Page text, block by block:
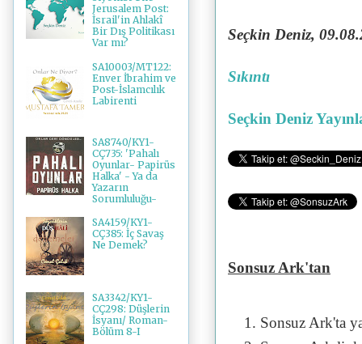
Seçkin Deniz,
Sıkıntı
Seçkin Deniz
Sonsuz Ark'tan
Sonsuz Ark'ta
Jerusalem Post:
İsrail'in Ahlakî
Bir Dış Politikası
Var mı?
SA10003/MT122:
Enver İbrahim ve
Post-İslamcılık
Labirenti
SA8740/KY1-
CÇ735: 'Pahalı
Oyunlar- Papirüs
Halka' - Ya da
Yazarın
Sorumluluğu-
SA4159/KY1-
CÇ385: İç Savaş
Ne Demek?
SA3342/KY1-
CÇ298: Düşlerin
İsyanı/ Roman-
Bölüm 8-I